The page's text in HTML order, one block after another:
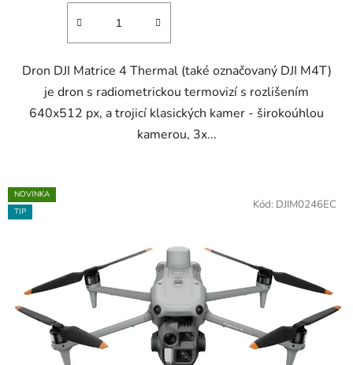
Dron DJI Matrice 4 Thermal (také označovaný DJI M4T)
je dron s radiometrickou termovizí s rozlišením
640x512 px, a trojicí klasických kamer - širokoúhlou
kamerou, 3x...
NOVINKA
TIP
Kód: DJIM0246EC